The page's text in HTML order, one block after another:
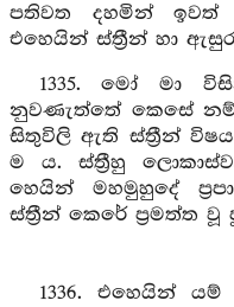
පතිවත දහමින් ඉවත්
එහෙයින් ස්ත්‍රීන් හා
1335. මෝ මා
නුවණැත්තේ කෙසේ නම්
සිතුවිලි ඇති ස්ත්‍රීන්
ම ය. ස්ත්‍රීහු
හෙයින් මහමුහුදේ
ස්ත්‍රීන් කෙරේ ප්‍රමත්ත
1336. එහෙයින්